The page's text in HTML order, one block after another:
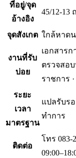
ที่อยู่/จุด
อ้างอิง
45/12-13
จุดสังเกต ใกล้หาด
งานที่รับ
บ่อย
เอกสารก
ตรวจสอ
ราชการ ·
ระยะ
เวลา
มาตรฐาน
แปลรับร
ทำการ
ติดต่อ
โทร 083-